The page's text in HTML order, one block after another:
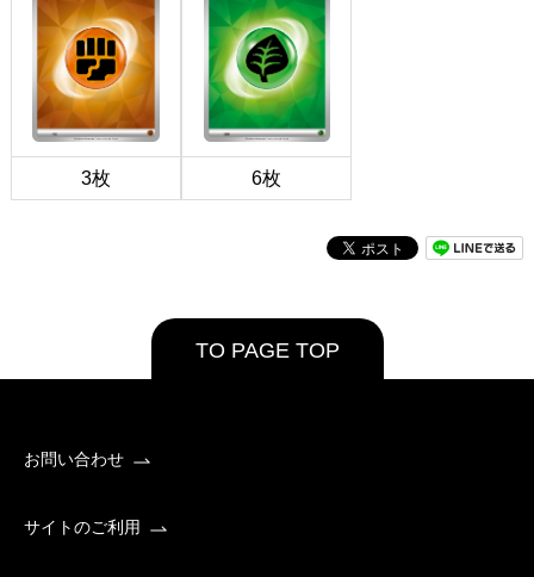
3枚 6枚
TO PAGE TOP
お問い合わせ
サイトのご利用